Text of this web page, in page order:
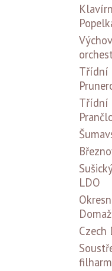
Třídní
Třídní
LDO
Czech